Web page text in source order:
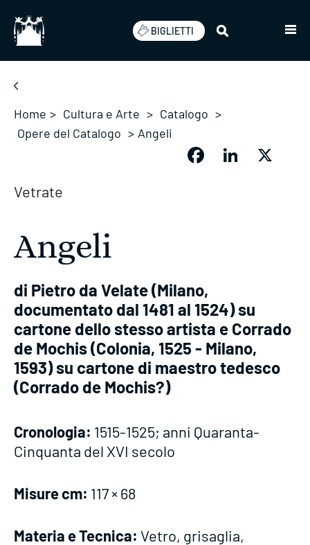
BIGLIETTI
Home > Cultura e Arte > Catalogo >
Opere del Catalogo > Angeli
FacebookLinkedIn
Vetrate
Angeli
di Pietro da Velate (Milano,
documentato dal 1481 al 1524) su
cartone dello stesso artista e Corrado
de Mochis (Colonia, 1525 - Milano,
1593) su cartone di maestro tedesco
(Corrado de Mochis?)
Cronologia: 1515-1525; anni Quaranta-
Cinquanta del XVI secolo
Misure cm: 117 × 68
Materia e Tecnica: Vetro, grisaglia,